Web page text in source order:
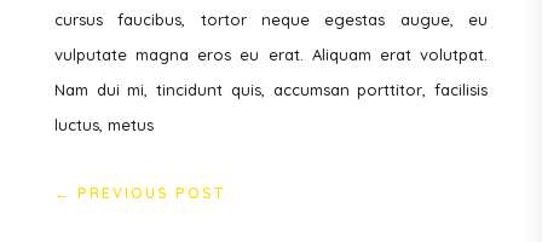
cursus faucibus, tortor neque egestas augue, eu
vulputate magna eros eu erat. Aliquam erat volutpat.
Nam dui mi, tincidunt quis, accumsan porttitor, facilisis
luctus, metus
← PREVIOUS POST